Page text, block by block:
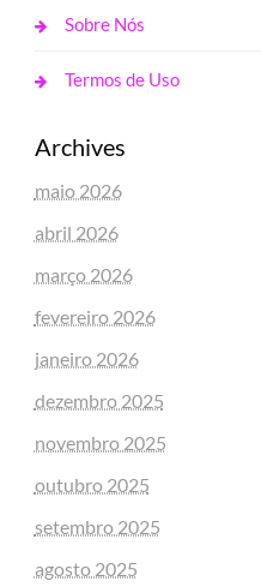
Sobre Nós
Termos de Uso
Archives
maio 2026
abril 2026
março 2026
fevereiro 2026
janeiro 2026
dezembro 2025
novembro 2025
outubro 2025
setembro 2025
agosto 2025